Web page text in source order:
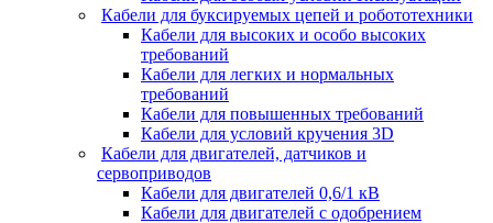
Кабели для буксируемых цепей и робототехники
Кабели для высоких и особо высоких
требований
Кабели для легких и нормальных
требований
Кабели для повышенных требований
Кабели для условий кручения 3D
Кабели для двигателей, датчиков и
сервоприводов
Кабели для двигателей 0,6/1 кВ
Кабели для двигателей с одобрением